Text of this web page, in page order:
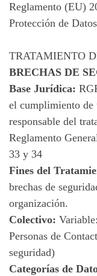
Reglamento (EU)
Protección de
TRATAMIENTO
BRECHAS DE
Base Jurídica:
el cumplimiento de
responsable del
Reglamento
33 y 34
Fines del
brechas de
organización.
Colectivo:
Personas de
seguridad)
Categorías de